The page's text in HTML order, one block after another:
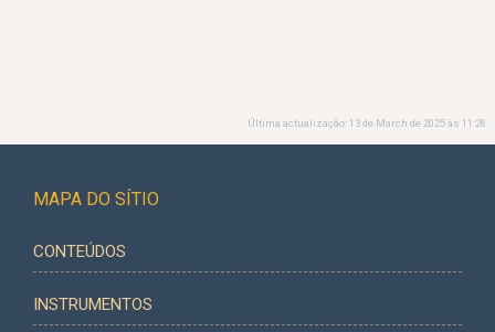
Última actualização: 13 de March de 2025 às 11:28.
MAPA DO SÍTIO
CONTEÚDOS
INSTRUMENTOS